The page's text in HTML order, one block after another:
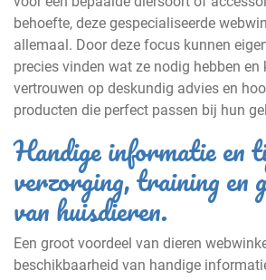
behoefte, deze gespecialiseerde
allemaal. Door deze focus kunnen
precies vinden wat ze nodig hebben en
vertrouwen op deskundig advies en
producten die perfect passen bij hun
Handige informatie en
verzorging, training en
van huisdieren.
Een groot voordeel van dieren
beschikbaarheid van handige